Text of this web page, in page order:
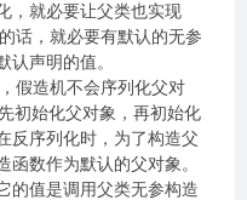
，就必要让父类也实现
话，就必要有默认的无参
声明的值。
假造机不会序列化父对
初始化父对象，再初始化
反序列化时，为了构造父
数作为默认的父对象。
的值是调用父类无参构造